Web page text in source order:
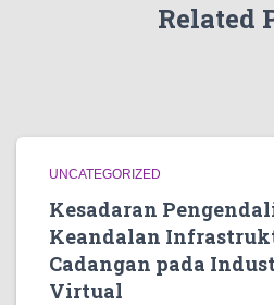
Related
UNCATEGORIZED
Kesadaran
Keandalan
Cadangan pada
Virtual